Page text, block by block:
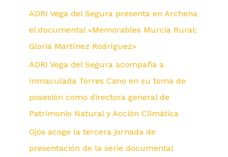
ADRI Vega del Segura presenta en Archena
el documental «Memorables Murcia Rural:
Gloria Martínez Rodríguez»
ADRI Vega del Segura acompaña a
Inmaculada Torres Cano en su toma de
posesión como directora general de
Patrimonio Natural y Acción Climática
Ojós acoge la tercera jornada de
presentación de la serie documental